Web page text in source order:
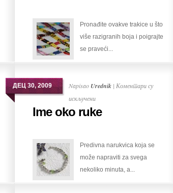
Pronađite ovakve trakice u što
više razigranih boja i poigrajte
se praveći...
ДЕЦ 30, 2009 Napisao Urednik | Коментари су
искљученина
Ime
Ime oko ruke
Predivna narukvica koja se
može napraviti za svega
nekoliko minuta, a...